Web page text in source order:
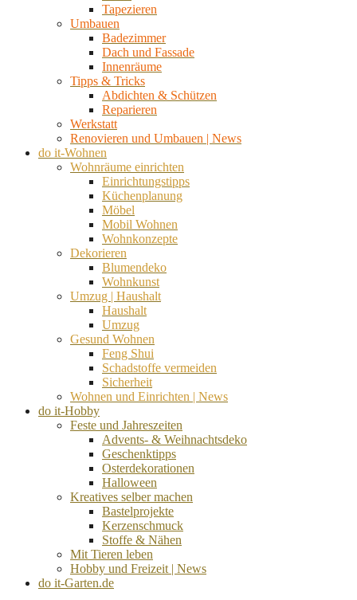
Tapezieren
Umbauen
Badezimmer
Dach und Fassade
Innenräume
Tipps & Tricks
Abdichten & Schützen
Reparieren
Werkstatt
Renovieren und Umbauen | News
do it-Wohnen
Wohnräume einrichten
Einrichtungstipps
Küchenplanung
Möbel
Mobil Wohnen
Wohnkonzepte
Dekorieren
Blumendeko
Wohnkunst
Umzug | Haushalt
Haushalt
Umzug
Gesund Wohnen
Feng Shui
Schadstoffe vermeiden
Sicherheit
Wohnen und Einrichten | News
do it-Hobby
Feste und Jahreszeiten
Advents- & Weihnachtsdeko
Geschenktipps
Osterdekorationen
Halloween
Kreatives selber machen
Bastelprojekte
Kerzenschmuck
Stoffe & Nähen
Mit Tieren leben
Hobby und Freizeit | News
do it-Garten.de